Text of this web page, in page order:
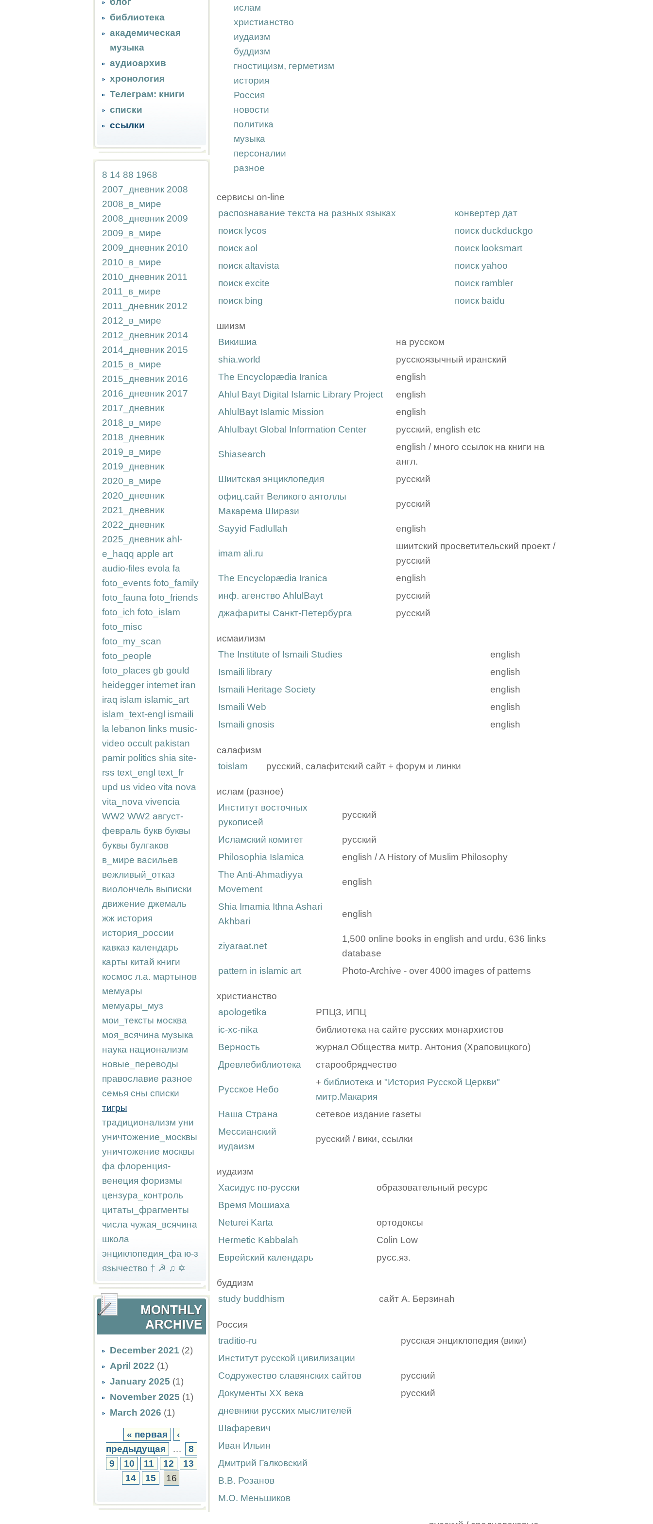
библиотека
академическая
музыка
аудиоархив
хронология
Телеграм: книги
списки
ссылки
8 14 88 1968
2007_дневник 2008
2008_в_мире
2008_дневник 2009
2009_в_мире
2009_дневник 2010
2010_в_мире
2010_дневник 2011
2011_в_мире
2011_дневник 2012
2012_в_мире
2012_дневник 2014
2014_дневник 2015
2015_в_мире
2015_дневник 2016
2016_дневник 2017
2017_дневник
2018_в_мире
2018_дневник
2019_в_мире
2019_дневник
2020_в_мире
2020_дневник
2021_дневник
2022_дневник
2025_дневник ahl-
e_haqq apple art
audio-files evola fa
foto_events foto_family
foto_fauna foto_friends
foto_ich foto_islam
foto_misc
foto_my_scan
foto_people
foto_places gb gould
heidegger internet iran
iraq islam islamic_art
islam_text-engl ismaili
la lebanon links music-
video occult pakistan
pamir politics shia site-
rss text_engl text_fr
upd us video vita nova
vita_nova vivencia
WW2 WW2 август-
февраль букв буквы
буквы булгаков
в_мире васильев
вежливый_отказ
виолончель выписки
движение джемаль
жж история
история_россии
кавказ календарь
карты китай книги
космос л.а. мартынов
мемуары
мемуары_муз
мои_тексты москва
моя_всячина музыка
наука национализм
новые_переводы
православие разное
семья сны списки
тигры
традиционализм уни
уничтожение_москвы
уничтожение москвы
фа флоренция-
венеция форизмы
цензура_контроль
цитаты_фрагменты
числа чужая_всячина
школа
энциклопедия_фа ю-з
язычество † ☭ ♫ ✡
MONTHLY
ARCHIVE
December 2021 (2)
April 2022 (1)
January 2025 (1)
November 2025 (1)
March 2026 (1)
« первая
‹
предыдущая
…
8
9
10 11 12
13
14
15 16
ислам
христианство
иудаизм
буддизм
гностицизм, герметизм
история
Россия
новости
политика
музыка
персоналии
разное
сервисы on-line
распознавание текста на разных языках
конвертер дат
поиск lycos
поиск duckduckgo
поиск aol
поиск looksmart
поиск altavista
поиск yahoo
поиск excite
поиск rambler
поиск bing
поиск baidu
шиизм
Викишиа
на русском
shia.world
русскоязычный иранский
The Encyclopædia Iranica
english
Ahlul Bayt Digital Islamic Library Project
english
AhlulBayt Islamic Mission
english
Ahlulbayt Global Information Center
русский, english etc
Shiasearch
english / много ссылок на книги на
англ.
Шиитская энциклопедия
русский
офиц.сайт Великого аятоллы
Макарема Ширази
русский
Sayyid Fadlullah english
imam ali.ru
шиитский просветительский проект /
русский
The Encyclopædia Iranica
english
инф. агенство AhlulBayt
русский
джафариты Санкт-Петербурга
русский
исмаилизм
The Institute of Ismaili Studies
english
Ismaili library
english
Ismaili Heritage Society
english
Ismaili Web
english
Ismaili gnosis
english
салафизм
toislam
русский, салафитский сайт + форум и линки
ислам (разное)
Институт восточных
рукописей
русский
Исламский комитет
русский
Philosophia Islamica
english / A History of Muslim Philosophy
The Anti-Ahmadiyya
Movement
english
Shia Imamia Ithna Ashari
Akhbari
english
ziyaraat.net
1,500 online books in english and urdu, 636 links
database
pattern in islamic art
Photo-Archive - over 4000 images of patterns
христианство
apologetika
РПЦЗ, ИПЦ
ic-xc-nika
библиотека на сайте русских монархистов
Верность
журнал Общества митр. Антония (Храповицкого)
Древлебиблиотека
старообрядчество
Русское Небо
+ библиотека и "История Русской Церкви"
митр.Макария
Наша Страна
сетевое издание газеты
Мессианский
иудаизм
русский / вики, ссылки
иудаизм
Хасидус по-русски
образовательный ресурс
Время Мошиаха
Neturei Karta
ортодоксы
Hermetic Kabbalah
Colin Low
Еврейский календарь
русс.яз.
буддизм
study buddhism
сайт А. Берзинаh
Россия
traditio-ru
русская энциклопедия (вики)
Институт русской цивилизации
Содружество славянских сайтов
русский
Документы XX века
русский
дневники русских мыслителей
Шафаревич
Иван Ильин
Дмитрий Галковский
В.В. Розанов
М.О. Меньшиков